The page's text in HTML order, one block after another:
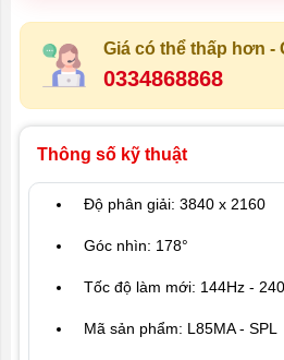
Giá có thể thấp hơn -
0334868868
Thông số kỹ thuật
Độ phân giải: 3840 x 2160
Góc nhìn: 178°
Tốc độ làm mới: 144Hz -
Mã sản phẩm: L85MA - SPL